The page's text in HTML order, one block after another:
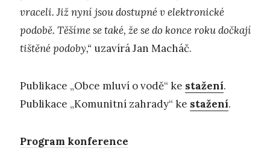
vraceli. Již nyní jsou dostupné v elektronické
podobě. Těšíme se také, že se do konce roku dočkají
tištěné podoby,“ uzavírá Jan Macháč.
Publikace „Obce mluví o vodě“ ke stažení.
Publikace „Komunitní zahrady“ ke stažení.
Program konference